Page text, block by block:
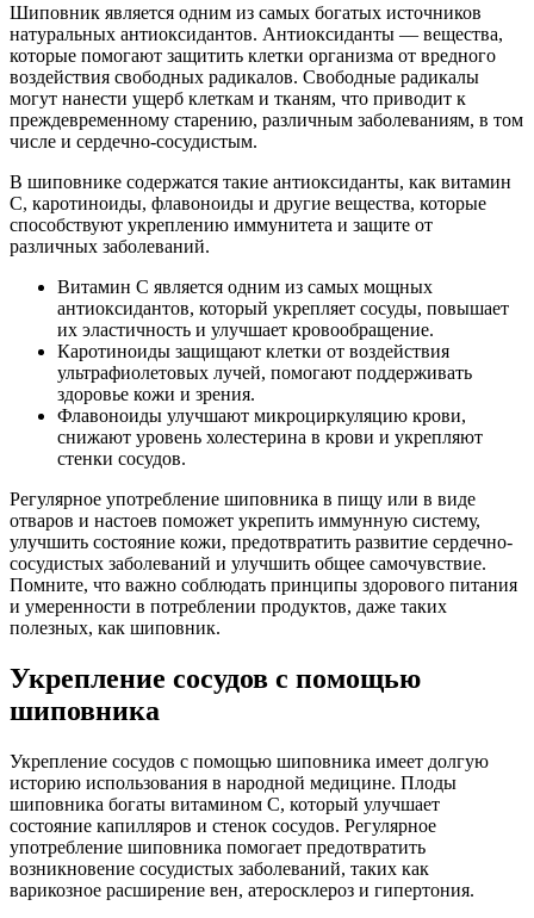
Шиповник является одним из самых богатых источников
натуральных антиоксидантов. Антиоксиданты — вещества,
которые помогают защитить клетки организма от вредного
воздействия свободных радикалов. Свободные радикалы
могут нанести ущерб клеткам и тканям, что приводит к
преждевременному старению, различным заболеваниям, в том
числе и сердечно-сосудистым.
В шиповнике содержатся такие антиоксиданты, как витамин
С, каротиноиды, флавоноиды и другие вещества, которые
способствуют укреплению иммунитета и защите от
различных заболеваний.
Витамин C является одним из самых мощных
антиоксидантов, который укрепляет сосуды, повышает
их эластичность и улучшает кровообращение.
Каротиноиды защищают клетки от воздействия
ультрафиолетовых лучей, помогают поддерживать
здоровье кожи и зрения.
Флавоноиды улучшают микроциркуляцию крови,
снижают уровень холестерина в крови и укрепляют
стенки сосудов.
Регулярное употребление шиповника в пищу или в виде
отваров и настоев поможет укрепить иммунную систему,
улучшить состояние кожи, предотвратить развитие сердечно-
сосудистых заболеваний и улучшить общее самочувствие.
Помните, что важно соблюдать принципы здорового питания
и умеренности в потреблении продуктов, даже таких
полезных, как шиповник.
Укрепление сосудов с помощью
шиповника
Укрепление сосудов с помощью шиповника имеет долгую
историю использования в народной медицине. Плоды
шиповника богаты витамином С, который улучшает
состояние капилляров и стенок сосудов. Регулярное
употребление шиповника помогает предотвратить
возникновение сосудистых заболеваний, таких как
варикозное расширение вен, атеросклероз и гипертония.